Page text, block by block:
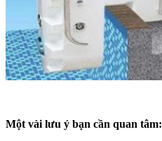
Một vài lưu ý bạn cần quan tâm: